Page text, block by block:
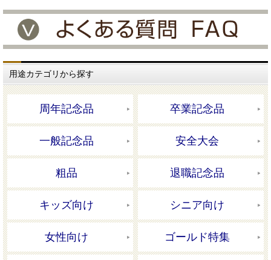
用途カテゴリから探す
周年記念品 卒業記念品
一般記念品 安全大会
粗品 退職記念品
キッズ向け シニア向け
女性向け ゴールド特集